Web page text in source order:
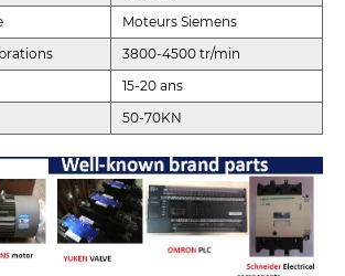
Moteurs Siemens
3800-4500 tr/min
15-20 ans
50-70KN